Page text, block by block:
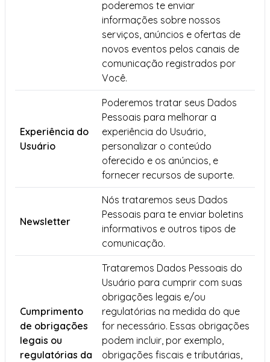
poderemos te enviar
informações sobre nossos
serviços, anúncios e ofertas de
novos eventos pelos canais de
comunicação registrados por
Você.
Experiência do
Usuário
Poderemos tratar seus Dados
Pessoais para melhorar a
experiência do Usuário,
personalizar o conteúdo
oferecido e os anúncios, e
fornecer recursos de suporte.
Newsletter
Nós trataremos seus Dados
Pessoais para te enviar boletins
informativos e outros tipos de
comunicação.
Cumprimento
de obrigações
legais ou
regulatórias da
Trataremos Dados Pessoais do
Usuário para cumprir com suas
obrigações legais e/ou
regulatórias na medida do que
for necessário. Essas obrigações
podem incluir, por exemplo,
obrigações fiscais e tributárias,